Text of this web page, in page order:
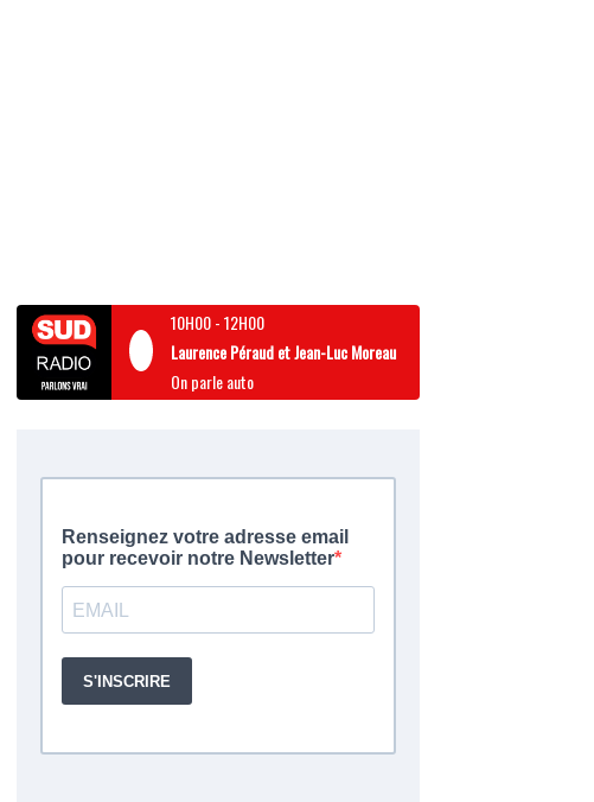
10H00-12H00
Laurence Péraud et Jean-Luc Moreau
On parle auto